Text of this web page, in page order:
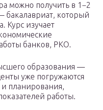
можно получить в 1−2
бакалавриат, который
Курс изучает
банков, РКО.
образования —
уже погружаются
планирования,
работы.